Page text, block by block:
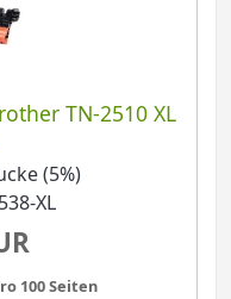
TN-2510 XL
(5%)
XL
100 Seiten